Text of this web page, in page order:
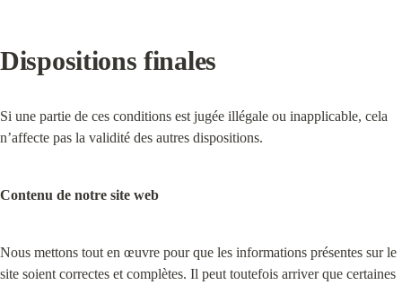
Dispositions finales
Si une partie de ces conditions est jugée illégale ou inapplicable, cela
n’affecte pas la validité des autres dispositions.
Contenu de notre site web
Nous mettons tout en œuvre pour que les informations présentes sur le
site soient correctes et complètes. Il peut toutefois arriver que certaines